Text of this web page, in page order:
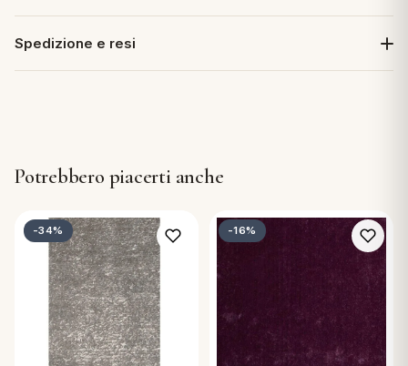
Spedizione e resi
Potrebbero piacerti anche
-34% -16%